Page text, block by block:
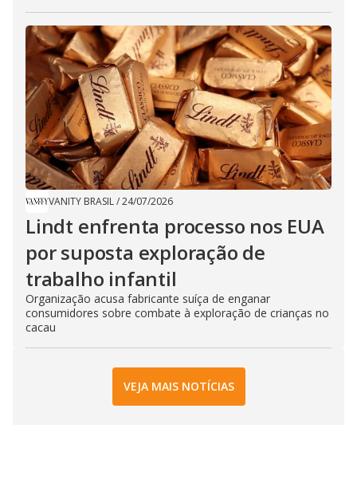
VANITY BRASIL/24/07/2026
Lindt enfrenta processo nos EUA
por suposta exploração de
trabalho infantil
Organização acusa fabricante suíça de enganar
consumidores sobre combate à exploração de crianças no
cacau
VEJA MAIS NOTÍCIAS